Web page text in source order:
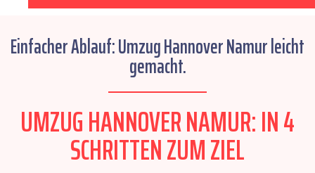
Einfacher Ablauf: Umzug Hannover Namur leicht
gemacht.
UMZUG HANNOVER NAMUR: IN 4
SCHRITTEN ZUM ZIEL